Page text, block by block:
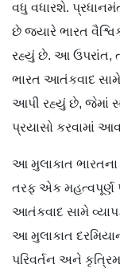
વધુ વધારશે.
છે જ્યારે ભારત
રહ્યું છે. આ ઉપરાંત,
ભારત આતંકવાદ
આપી રહ્યું છે, જેમાં
પ્રયાસો કરવામાં
આ મુલાકાત ભારતના
તરફ એક મહત્વપૂર્ણ
આતંકવાદ સામે
આ મુલાકાત
પરિવર્તન અને કૃત્રિમ